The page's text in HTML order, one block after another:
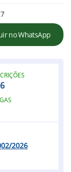
no WhatsApp
2026